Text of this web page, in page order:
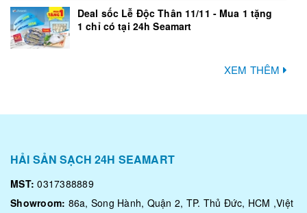
Deal sốc Lễ Độc Thân 11/11 - Mua 1 tặng
1 chỉ có tại 24h Seamart
XEM THÊM
HẢI SẢN SẠCH 24H SEAMART
MST: 0317388889
Showroom: 86a, Song Hành, Quận 2, TP. Thủ Đức, HCM ,Việt